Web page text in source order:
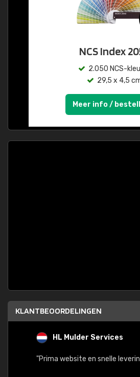
NCS Index
2.050 NCS-
29,5 x 4,5
Meer info /
KLANTBEOORDELINGEN
HL Mulder Services
"Prima website en snelle